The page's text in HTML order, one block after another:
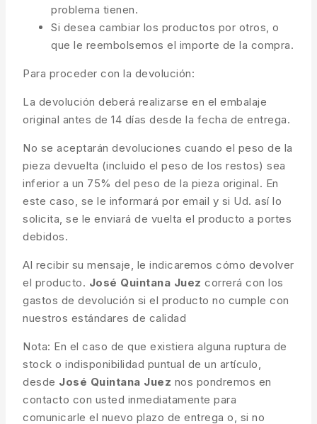
problema tienen.
Si desea cambiar los productos por otros, o
que le reembolsemos el importe de la compra.
Para proceder con la devolución:
La devolución deberá realizarse en el embalaje
original antes de 14 días desde la fecha de entrega.
No se aceptarán devoluciones cuando el peso de la
pieza devuelta (incluido el peso de los restos) sea
inferior a un 75% del peso de la pieza original. En
este caso, se le informará por email y si Ud. así lo
solicita, se le enviará de vuelta el producto a portes
debidos.
Al recibir su mensaje, le indicaremos cómo devolver
el producto. José Quintana Juez correrá con los
gastos de devolución si el producto no cumple con
nuestros estándares de calidad
Nota: En el caso de que existiera alguna ruptura de
stock o indisponibilidad puntual de un artículo,
desde José Quintana Juez nos pondremos en
contacto con usted inmediatamente para
comunicarle el nuevo plazo de entrega o, si no